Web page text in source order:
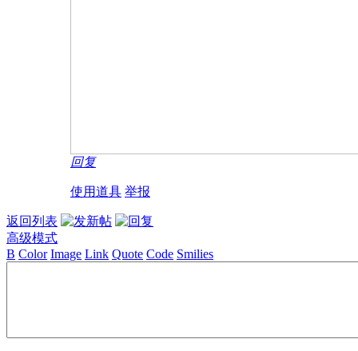
回复
使用道具 举报
返回列表
高级模式
B Color Image Link Quote Code Smilies